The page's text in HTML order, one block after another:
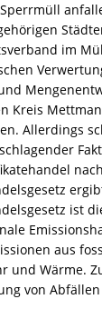
im
Kreis
Allerdings
ist
aus
und Wärme.
von